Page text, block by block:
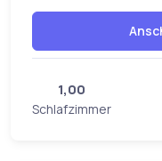
1,00
Schlafzimmer